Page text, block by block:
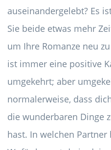
auseinandergelebt? Es
Sie beide etwas mehr
um Ihre Romanze neu
ist immer eine positive
umgekehrt; aber
normalerweise, dass
die wunderbaren Dinge
hast. In welchen Partner